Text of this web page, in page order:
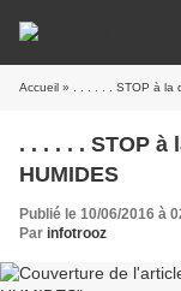
Accueil » . . . . . . STOP à la
. . . . . . STOP
HUMIDES
Publié le 10/06/2016 à
Par infotrooz